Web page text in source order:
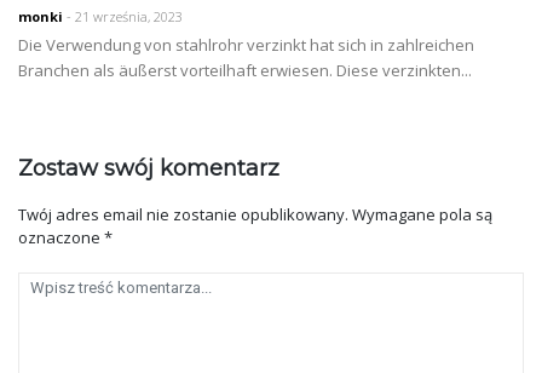
monki - 21 września, 2023
Die Verwendung von stahlrohr verzinkt hat sich in zahlreichen
Branchen als äußerst vorteilhaft erwiesen. Diese verzinkten...
Zostaw swój komentarz
Twój adres email nie zostanie opublikowany. Wymagane pola są
oznaczone *